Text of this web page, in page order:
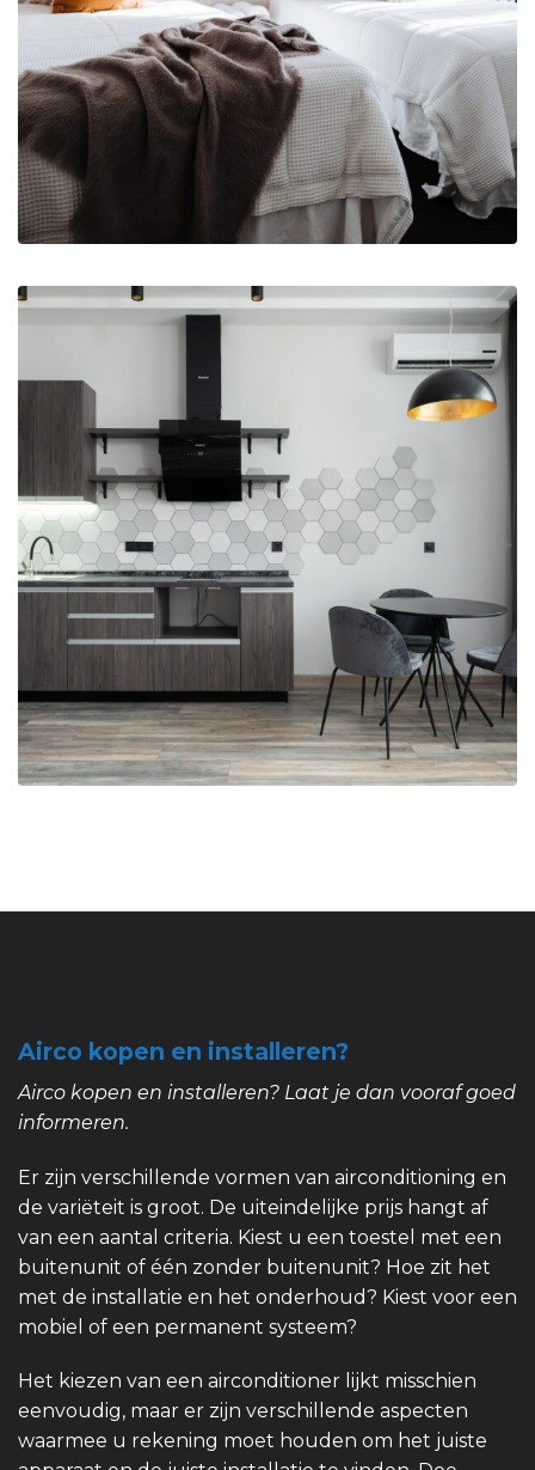
Airco kopen en installeren?
Airco kopen en installeren? Laat je dan vooraf goed
informeren.
Er zijn verschillende vormen van airconditioning en
de variëteit is groot. De uiteindelijke prijs hangt af
van een aantal criteria. Kiest u een toestel met een
buitenunit of één zonder buitenunit? Hoe zit het
met de installatie en het onderhoud? Kiest voor een
mobiel of een permanent systeem?
Het kiezen van een airconditioner lijkt misschien
eenvoudig, maar er zijn verschillende aspecten
waarmee u rekening moet houden om het juiste